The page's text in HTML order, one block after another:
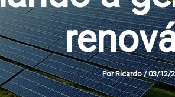
Por Ricardo/03/12/